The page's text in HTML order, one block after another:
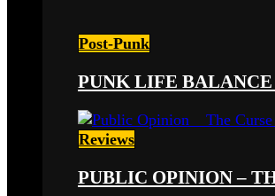
Post-Punk
PUNK LIFE
Reviews
PUBLIC OPINION –